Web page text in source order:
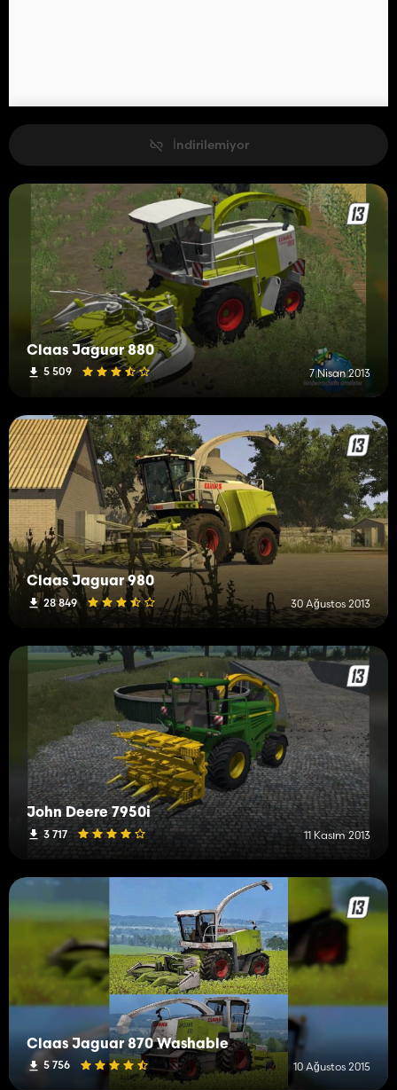
İndirilemiyor
Claas Jaguar 880
5 509 7 Nisan 2013
Claas Jaguar 980
28 849 30 Ağustos 2013
John Deere 7950i
3 717 11 Kasım 2013
Claas Jaguar 870 Washable
5 756 10 Ağustos 2015